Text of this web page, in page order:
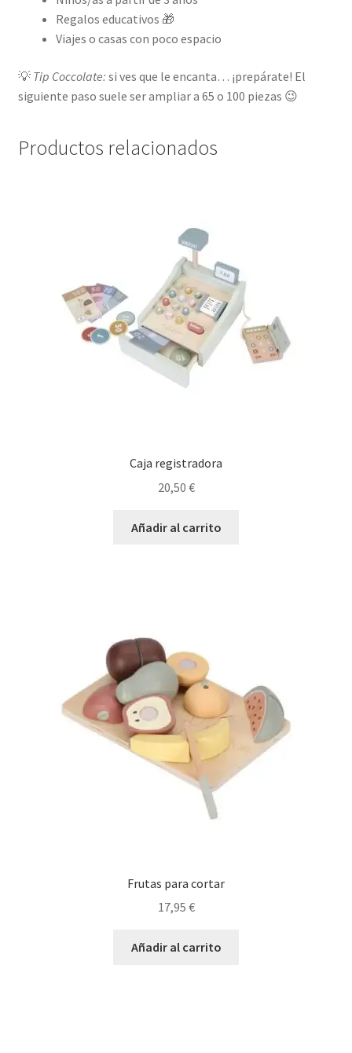
Regalos educativos 🎁
Viajes o casas con poco espacio
💡 Tip Coccolate: si ves que le encanta… ¡prepárate! El
siguiente paso suele ser ampliar a 65 o 100 piezas 😉
Productos relacionados
Caja registradora
20,50 €
Añadir al carrito
Frutas para cortar
17,95 €
Añadir al carrito